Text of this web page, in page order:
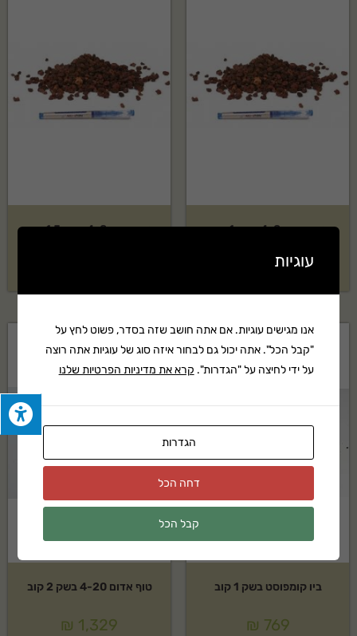
טוף אדום 4-8 בשק 1 קוב
939
טוף אדום 4-8 בשק 1.5 קוב
ביו קומפוסט בשק 1 קוב
₪ 769
טוף אדום 4-20 בשק 2 קוב
₪ 1,329
עוגיות
אנו מגישים עוגיות. אם אתה חושב שזה בסדר, פשוט לחץ על
"קבל הכל". אתה יכול גם לבחור איזה סוג של עוגיות אתה רוצה
על ידי לחיצה על "הגדרות". קרא את מדיניות הפרטיות שלנו
הגדרות
דחה הכל
קבל הכל